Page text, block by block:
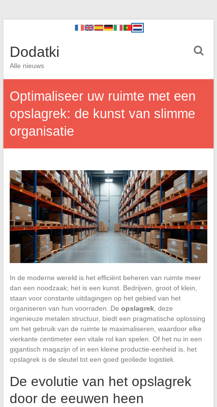
Dodatki
Alle nieuws
Optimaliseer uw ruimte met een
opslagrek: de kunst van slimme
organisatie
In de moderne wereld is het efficiënt beheren van ruimte meer
dan een noodzaak; het is een kunst. Bedrijven, groot of klein,
staan voor constante uitdagingen op het gebied van het
organiseren van hun voorraden. De opslagrek, deze
ingenieuze metalen structuur, biedt een pragmatische oplossing
om het gebruik van de ruimte te maximaliseren, waardoor elke
vierkante centimeter een vitale rol kan spelen. Of het nu in een
gigantisch magazijn of in een kleine productie-eenheid is, het
opslagrek is de sleutel tot een goed geoliede logistiek.
De evolutie van het opslagrek
door de eeuwen heen